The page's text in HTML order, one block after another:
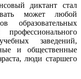
диктант стал
может любой
образовательных
заведений,
и общественные
люди старшего